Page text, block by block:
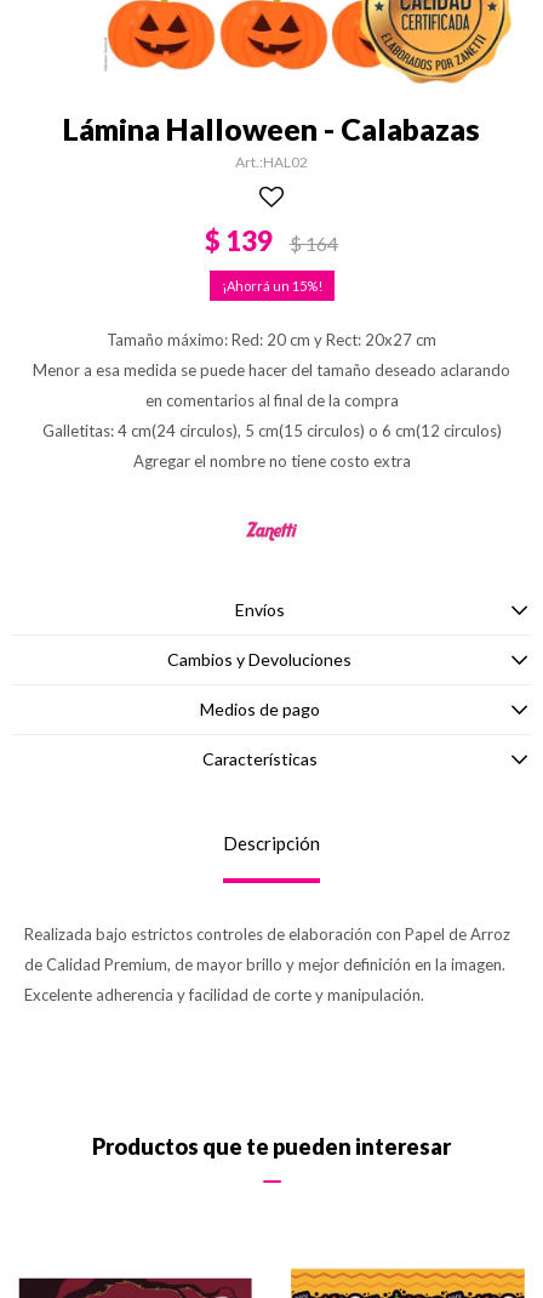
Lámina Halloween - Calabazas
HAL02
$ 139 $164
15
Tamaño máximo: Red: 20 cm y Rect: 20x27 cm
Menor a esa medida se puede hacer del tamaño deseado aclarando
en comentarios al final de la compra
Galletitas: 4 cm(24 circulos), 5 cm(15 circulos) o 6 cm(12 circulos)
Agregar el nombre no tiene costo extra
Envíos
Cambios y Devoluciones
Medios de pago
Características
Descripción
Realizada bajo estrictos controles de elaboración con Papel de Arroz
de Calidad Premium, de mayor brillo y mejor definición en la imagen.
Excelente adherencia y facilidad de corte y manipulación.
Productos que te pueden interesar